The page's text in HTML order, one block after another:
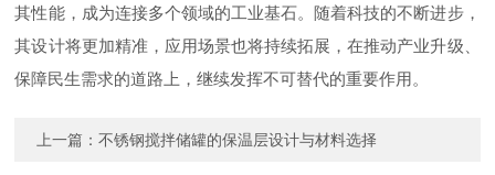
其性能，成为连接多个领域的工业基石。随着科技的不断进步，
其设计将更加精准，应用场景也将持续拓展，在推动产业升级、
保障民生需求的道路上，继续发挥不可替代的重要作用。
上一篇：不锈钢搅拌储罐的保温层设计与材料选择